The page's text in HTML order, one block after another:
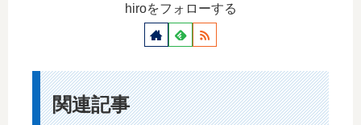
hiroをフォローする
関連記事